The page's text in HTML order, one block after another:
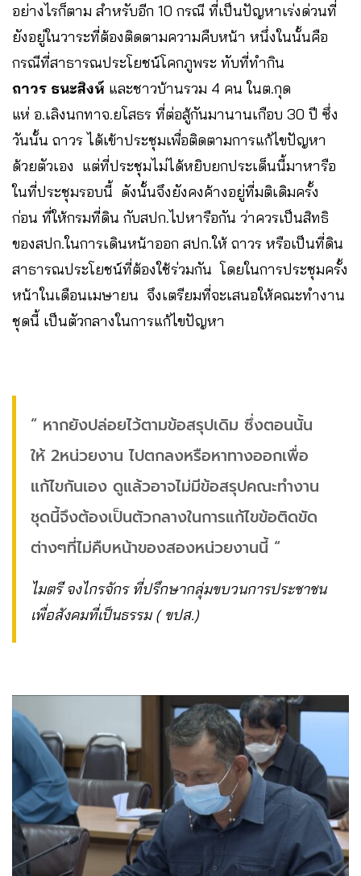
อย่างไรก็ตาม สำหรับอีก 10 กรณี ที่เป็นปัญหาเร่งด่วนที่
ยังอยู่ในวาระที่ต้องติดตามความคืบหน้า หนึ่งในนั้นคือ
กรณีที่สาธารณประโยชน์โคกภูพระ ทับที่ทำกิน
ถาวร ธนะสิงห์ และชาวบ้านรวม 4 คน ในต.กุด
แห่ อ.เลิงนกทาจ.ยโสธร ที่ต่อสู้กันมานานเกือบ 30 ปี ซึ่ง
วันนั้น ถาวร ได้เข้าประชุมเพื่อติดตามการแก้ไขปัญหา
ด้วยตัวเอง แต่ที่ประชุมไม่ได้หยิบยกประเด็นนี้มาหารือ
ในที่ประชุมรอบนี้ ดังนั้นจึงยังคงค้างอยู่ที่มติเดิมครั้ง
ก่อน ที่ให้กรมที่ดิน กับสปก.ไปหารือกัน ว่าควรเป็นสิทธิ
ของสปก.ในการเดินหน้าออก สปก.ให้ ถาวร หรือเป็นที่ดิน
สาธารณประโยชน์ที่ต้องใช้ร่วมกัน โดยในการประชุมครั้ง
หน้าในเดือนเมษายน จึงเตรียมที่จะเสนอให้คณะทำงาน
ชุดนี้ เป็นตัวกลางในการแก้ไขปัญหา
“ หากยังปล่อยไว้ตามข้อสรุปเดิม ซึ่งตอนนั้น
ให้ 2หน่วยงาน ไปตกลงหรือหาทางออกเพื่อ
แก้ไขกันเอง ดูแล้วอาจไม่มีข้อสรุปคณะทำงาน
ชุดนี้จึงต้องเป็นตัวกลางในการแก้ไขข้อติดขัด
ต่างๆที่ไม่คืบหน้าของสองหน่วยงานนี้ “
ไมตรี จงไกรจักร ที่ปรึกษากลุ่มขบวนการประชาชน
เพื่อสังคมที่เป็นธรรม ( ขปส.)